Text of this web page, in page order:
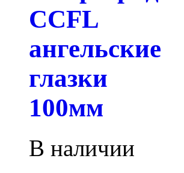
CCFL
ангельские
глазки
100мм
В наличии